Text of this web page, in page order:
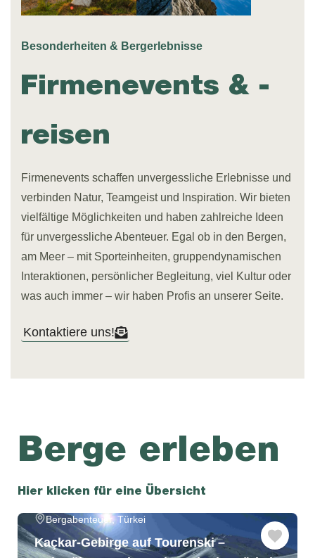
Besonderheiten & Bergerlebnisse
Firmenevents & -
reisen
Firmenevents schaffen unvergessliche Erlebnisse und
verbinden Natur, Teamgeist und Inspiration. Wir bieten
vielfältige Möglichkeiten und haben zahlreiche Ideen
für unvergessliche Abenteuer. Egal ob in den Bergen,
am Meer – mit Sporteinheiten, gruppendynamischen
Interaktionen, persönlicher Begleitung, viel Kultur oder
was auch immer – wir haben Profis an unserer Seite.
Kontaktiere uns!
Berge erleben
Hier klicken für eine Übersicht
Bergabenteuer,Türkei
Kaçkar-Gebirge auf Tourenski –